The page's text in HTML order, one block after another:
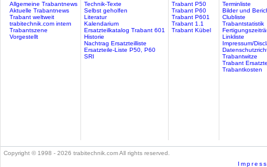
Allgemeine Trabantnews
Aktuelle Trabantnews
Trabant weltweit
trabitechnik.com intern
Trabantszene
Vorgestellt
Technik-Texte
Selbst geholfen
Literatur
Kalendarium
Ersatzteilkatalog Trabant 601
Historie
Nachtrag Ersatzteilliste
Ersatzteile-Liste P50, P60
SRI
Trabant P50
Trabant P60
Trabant P601
Trabant 1.1
Trabant Kübel
Terminliste
Bilder und
Clubliste
Trabantstatistik
Linkliste
Impressum/
Trabantwitze
Trabant
Trabantkosten
Copyright © 1998 - 2026 trabitechnik.com All rights reserved.